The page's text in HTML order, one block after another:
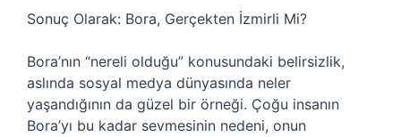
Sonuç Olarak: Bora, Gerçekten İzmirli Mi?
Bora’nın “nereli olduğu” konusundaki belirsizlik,
aslında sosyal medya dünyasında neler
yaşandığının da güzel bir örneği. Çoğu insanın
Bora’yı bu kadar sevmesinin nedeni, onun